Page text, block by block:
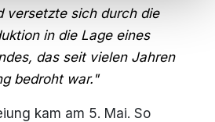
versetzte sich durch die
in die Lage eines
das seit vielen Jahren
bedroht war."
kam am 5. Mai. So